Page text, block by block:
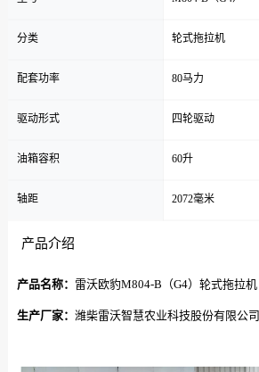
分类 轮式拖拉机
配套功率 80马力
驱动形式 四轮驱动
油箱容积 60升
轴距 2072毫米
产品介绍
产品名称： 雷沃欧豹M804-B（G4）轮式拖拉机
生产厂家： 潍柴雷沃智慧农业科技股份有限公司